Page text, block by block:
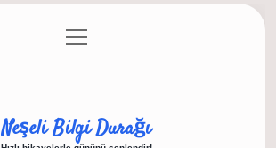
Gizlilik Politikası
menüyü
aç
Neşeli Bilgi Durağı